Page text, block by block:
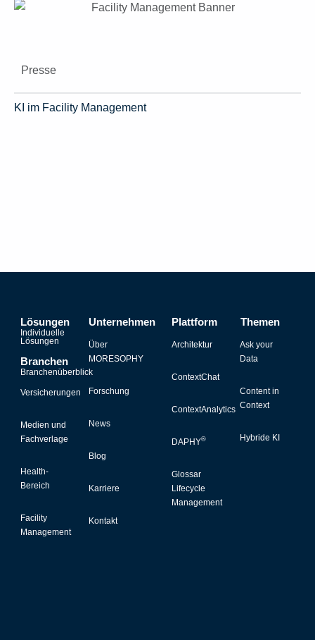
Presse
KI im Facility Management
Lösungen
Individuelle
Lösungen
Branchen
Branchenüberblick
Versicherungen
Medien und
Fachverlage
Health-
Bereich
Facility
Management
Unternehmen
Über
MORESOPHY
Forschung
News
Blog
Karriere
Kontakt
Plattform
Architektur
ContextChat
ContextAnalytics
DAPHY®
Glossar
Lifecycle
Management
Themen
Ask your
Data
Content in
Context
Hybride KI